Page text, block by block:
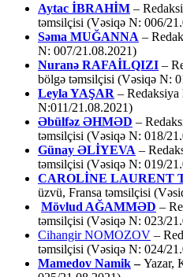
Aytac İBRAHİM –
təmsilçisi (Vəsiqə N: 006/
Səma MUĞANNA –
N: 007/21.08.2021)
Nuranə RAFAİLQIZI –
bölgə təmsilçisi (Vəsiqə N:
Leyla YAŞAR – Redaksiya
N:011/21.08.2021)
Əbülfəz ƏHMƏD –
təmsilçisi (Vəsiqə N: 018/
Günay ƏLİYEVA –
təmsilçisi (Vəsiqə N: 019/
CAROLİNE LAURENT
üzvü, Fransa təmsilçisi
Mövlud AĞAMMƏD –
təmsilçisi (Vəsiqə N: 023/
Cihangir NOMOZOV –
təmsilçisi (Vəsiqə N: 024/
Mamedov Namik–Yazar,